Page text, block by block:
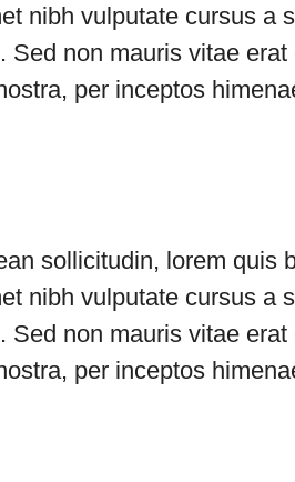
nibh vulputate cursus a
non mauris vitae erat
per inceptos
sollicitudin, lorem quis
nibh vulputate cursus a
non mauris vitae erat
per inceptos